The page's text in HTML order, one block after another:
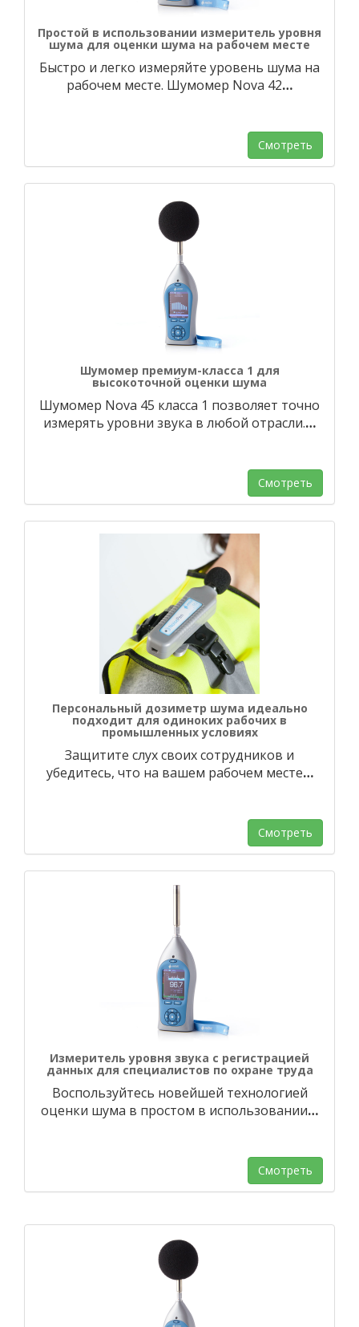
Простой в использовании измеритель уровня
шума для оценки шума на рабочем месте
Быстро и легко измеряйте уровень шума на
рабочем месте. Шумомер Nova 42…
Смотреть
Шумомер премиум-класса 1 для
высокоточной оценки шума
Шумомер Nova 45 класса 1 позволяет точно
измерять уровни звука в любой отрасли.…
Смотреть
Персональный дозиметр шума идеально
подходит для одиноких рабочих в
промышленных условиях
Защитите слух своих сотрудников и
убедитесь, что на вашем рабочем месте…
Смотреть
Измеритель уровня звука с регистрацией
данных для специалистов по охране труда
Воспользуйтесь новейшей технологией
оценки шума в простом в использовании…
Смотреть